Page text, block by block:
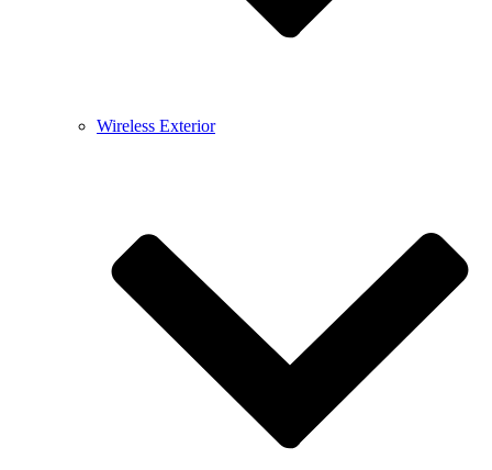
Wireless Exterior